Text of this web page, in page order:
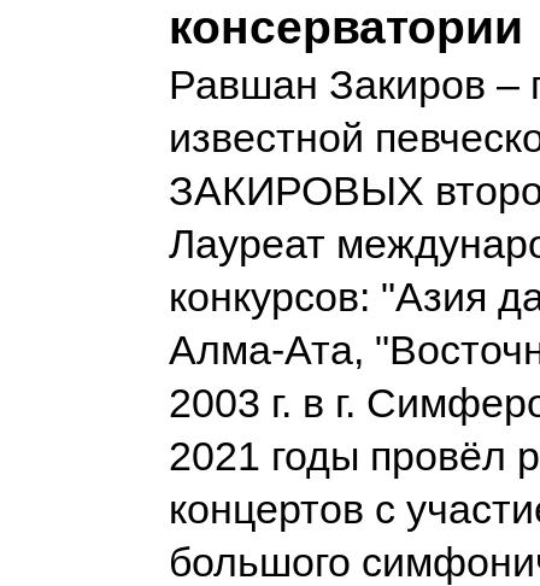
консерватории
Равшан Закиров –
известной
ЗАКИРОВЫХ
Лауреат
конкурсов: "Азия
Алма-Ата,
2003 г. в г.
2021 годы провёл
концертов с
большого